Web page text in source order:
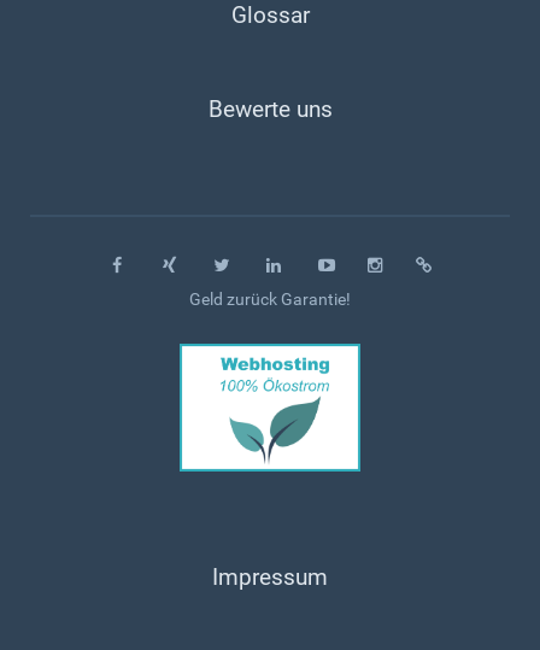
Glossar
Bewerte uns
Geld zurück Garantie!
Impressum